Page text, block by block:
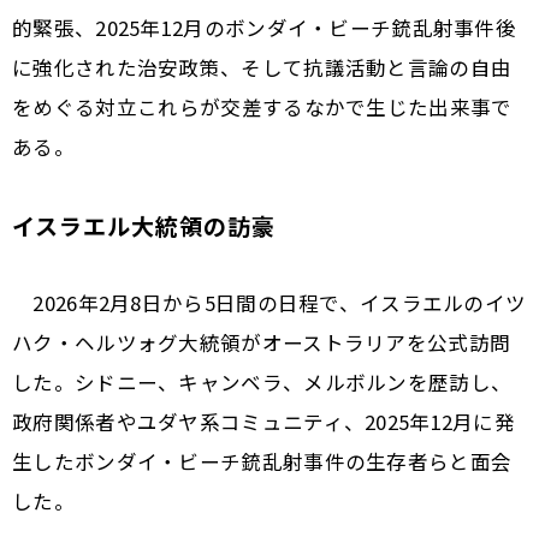
的緊張、2025年12月のボンダイ・ビーチ銃乱射事件後
に強化された治安政策、そして抗議活動と言論の自由
をめぐる対立――これらが交差するなかで生じた出来事で
ある。
イスラエル大統領の訪豪
2026年2月8日から5日間の日程で、イスラエルのイツ
ハク・ヘルツォグ大統領がオーストラリアを公式訪問
した。シドニー、キャンベラ、メルボルンを歴訪し、
政府関係者やユダヤ系コミュニティ、2025年12月に発
生したボンダイ・ビーチ銃乱射事件の生存者らと面会
した。